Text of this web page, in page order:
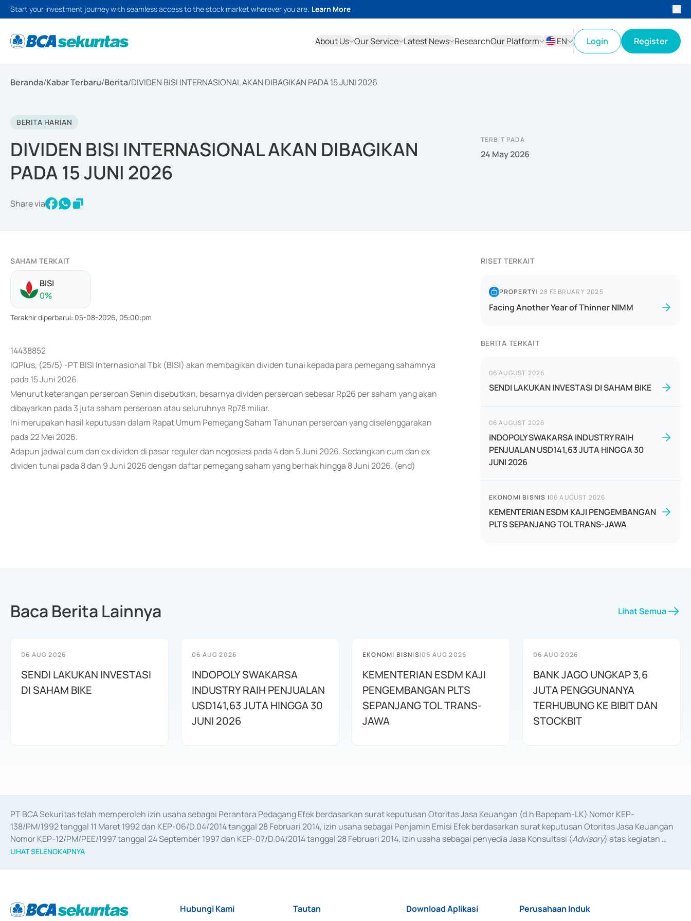
Start your investment journey with seamless access to the stock market wherever you are. Learn More
About Us Our Service Latest News ResearchOur Platform
EN
Login Register
Beranda/Kabar Terbaru/Berita/DIVIDEN BISI INTERNASIONAL AKAN DIBAGIKAN PADA 15 JUNI 2026
BERITA HARIAN
DIVIDEN BISI INTERNASIONAL AKAN DIBAGIKAN
PADA 15 JUNI 2026
Share via
TERBIT PADA
24 May 2026
SAHAM TERKAIT
BISI
0%
Terakhir diperbarui: 05-08-2026, 05:00:pm
14438852
IQPlus, (25/5) -PT BISI Internasional Tbk (BISI) akan membagikan dividen tunai kepada para pemegang sahamnya
pada 15 Juni 2026.
Menurut keterangan perseroan Senin disebutkan, besarnya dividen perseroan sebesar Rp26 per saham yang akan
dibayarkan pada 3 juta saham perseroan atau seluruhnya Rp78 miliar.
Ini merupakan hasil keputusan dalam Rapat Umum Pemegang Saham Tahunan perseroan yang diselenggarakan
pada 22 Mei 2026.
Adapun jadwal cum dan ex dividen di pasar reguler dan negosiasi pada 4 dan 5 Juni 2026. Sedangkan cum dan ex
dividen tunai pada 8 dan 9 Juni 2026 dengan daftar pemegang saham yang berhak hingga 8 Juni 2026. (end)
RISET TERKAIT
PROPERTY| 28 FEBRUARY 2025
Facing Another Year of Thinner NIMM
BERITA TERKAIT
06 AUGUST 2026
SENDI LAKUKAN INVESTASI DI SAHAM BIKE
06 AUGUST 2026
INDOPOLY SWAKARSA INDUSTRY RAIH
PENJUALAN USD141,63 JUTA HINGGA 30
JUNI 2026
EKONOMI BISNIS |06 AUGUST 2026
KEMENTERIAN ESDM KAJI PENGEMBANGAN
PLTS SEPANJANG TOL TRANS-JAWA
Baca Berita Lainnya Lihat Semua
06 AUG 2026
SENDI LAKUKAN INVESTASI
DI SAHAM BIKE
06 AUG 2026
INDOPOLY SWAKARSA
INDUSTRY RAIH PENJUALAN
USD141,63 JUTA HINGGA 30
JUNI 2026
EKONOMI BISNIS|06 AUG 2026
KEMENTERIAN ESDM KAJI
PENGEMBANGAN PLTS
SEPANJANG TOL TRANS-
JAWA
06 AUG 2026
BANK JAGO UNGKAP 3,6
JUTA PENGGUNANYA
TERHUBUNG KE BIBIT DAN
STOCKBIT
PT BCA Sekuritas telah memperoleh izin usaha sebagai Perantara Pedagang Efek berdasarkan surat keputusan Otoritas Jasa Keuangan (d.h Bapepam-LK) Nomor KEP-
138/PM/1992 tanggal 11 Maret 1992 dan KEP-06/D.04/2014 tanggal 28 Februari 2014, izin usaha sebagai Penjamin Emisi Efek berdasarkan surat keputusan Otoritas Jasa Keuangan
Nomor KEP-12/PM/PEE/1997 tanggal 24 September 1997 dan KEP-07/D.04/2014 tanggal 28 Februari 2014, izin usaha sebagai penyedia Jasa Konsultasi (Advisory) atas kegiatan
merger, akuisisi, divestasi, dan
LIHAT SELENGKAPNYA
Hubungi Kami Tautan Download Aplikasi Perusahaan Induk